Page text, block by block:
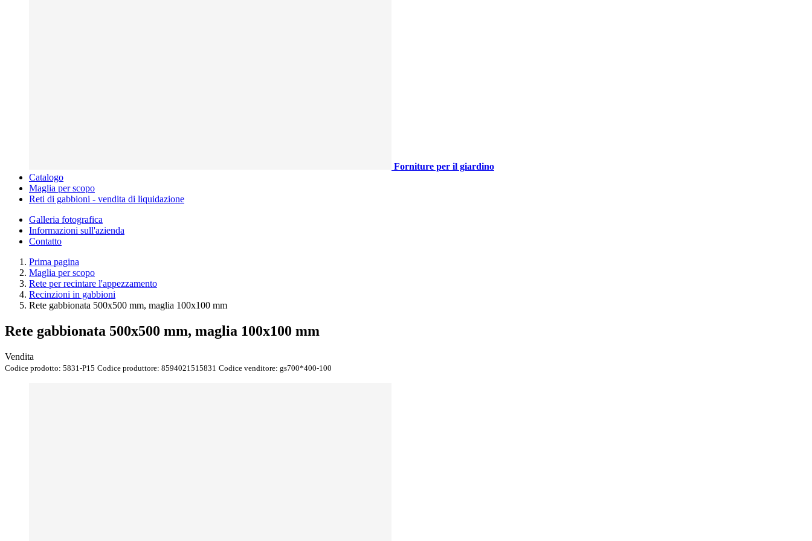
Forniture per il giardino
Catalogo
Maglia per scopo
Reti di gabbioni - vendita di liquidazione
Galleria fotografica
Informazioni sull'azienda
Contatto
Prima pagina
Maglia per scopo
Rete per recintare l'appezzamento
Recinzioni in gabbioni
Rete gabbionata 500x500 mm, maglia 100x100 mm
Rete gabbionata 500x500 mm, maglia 100x100 mm
Vendita
Codice prodotto: 5831-P15 Codice produttore: 8594021515831 Codice venditore: gs700*400-100